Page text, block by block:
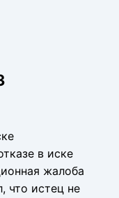
в иске
жалоба
что истец не